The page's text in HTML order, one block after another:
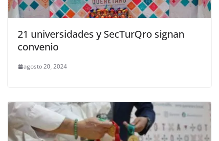
21 universidades y SecTurQro signan
convenio
agosto 20, 2024